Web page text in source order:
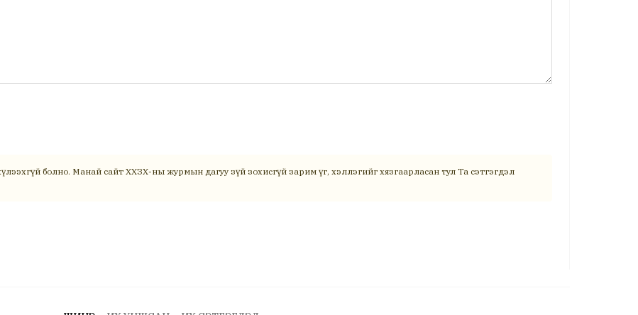
болно. Манай сайт ХХЗХ-ны журмын дагуу зүй зохисгүй зарим үг, хэллэгийг хязгаарласан тул Та сэтгэгдэл